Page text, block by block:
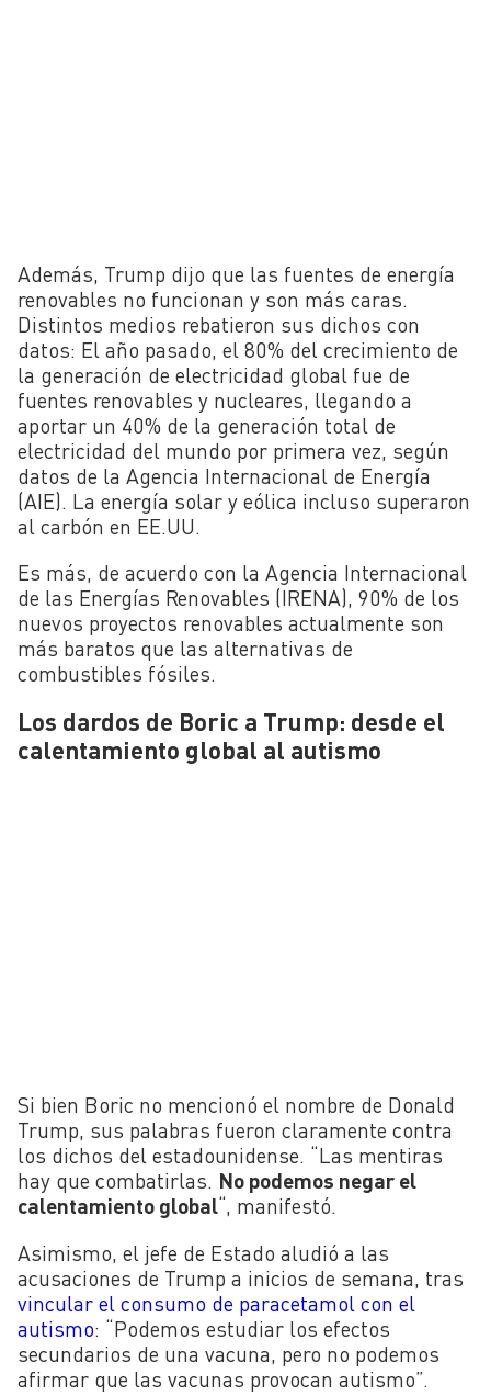
Además, Trump dijo que las fuentes de energía
renovables no funcionan y son más caras.
Distintos medios rebatieron sus dichos con
datos: El año pasado, el 80% del crecimiento de
la generación de electricidad global fue de
fuentes renovables y nucleares, llegando a
aportar un 40% de la generación total de
electricidad del mundo por primera vez, según
datos de la Agencia Internacional de Energía
(AIE). La energía solar y eólica incluso superaron
al carbón en EE.UU.
Es más, de acuerdo con la Agencia Internacional
de las Energías Renovables (IRENA), 90% de los
nuevos proyectos renovables actualmente son
más baratos que las alternativas de
combustibles fósiles.
Los dardos de Boric a Trump: desde el
calentamiento global al autismo
Si bien Boric no mencionó el nombre de Donald
Trump, sus palabras fueron claramente contra
los dichos del estadounidense. “Las mentiras
hay que combatirlas. No podemos negar el
calentamiento global“, manifestó.
Asimismo, el jefe de Estado aludió a las
acusaciones de Trump a inicios de semana, tras
vincular el consumo de paracetamol con el
autismo: “Podemos estudiar los efectos
secundarios de una vacuna, pero no podemos
afirmar que las vacunas provocan autismo”.